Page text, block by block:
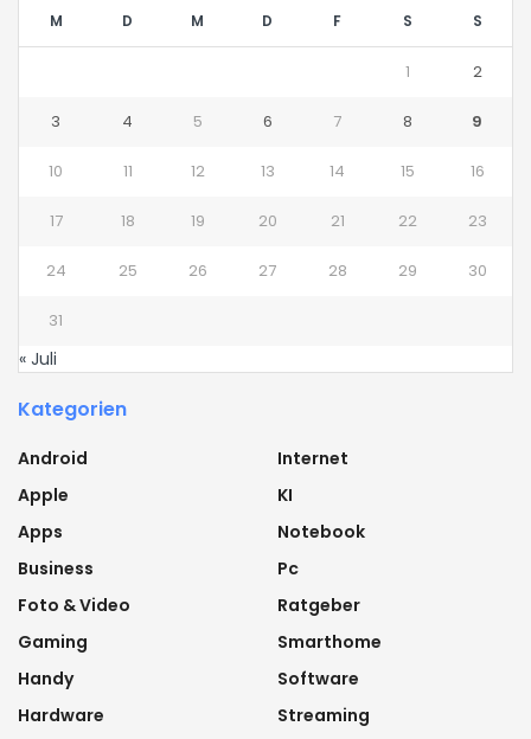
M D M D F S S
1 2
3 4 5 6 7 8 9
10 11 12 13 14 15 16
17 18 19 20 21 22 23
24 25 26 27 28 29 30
31
« Juli
Kategorien
Android
Apple
Apps
Business
Foto & Video
Gaming
Handy
Hardware
Internet
KI
Notebook
Pc
Ratgeber
Smarthome
Software
Streaming